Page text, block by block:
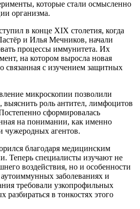
которые стали осмысленно
организма.
в конце XIX столетия, когда
и Илья Мечников, начали
процессы иммунитета. Их
на котором выросла новая
связанная с изучением защитных
микроскопии позволили
выяснить роль антител, лимфоцитов
сформировалась
на понимании, как именно
чужеродных агентов.
благодаря медицинским
Теперь специалисты изучают не
воздействия, но и особенности
заболеваниях и
требовали узкопрофильных
разбираться в тонкостях этого